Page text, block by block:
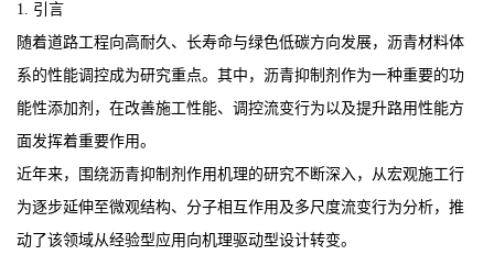
1. 引言
随着道路工程向高耐久、长寿命与绿色低碳方向发展，沥青材料体
系的性能调控成为研究重点。其中，沥青抑制剂作为一种重要的功
能性添加剂，在改善施工性能、调控流变行为以及提升路用性能方
面发挥着重要作用。
近年来，围绕沥青抑制剂作用机理的研究不断深入，从宏观施工行
为逐步延伸至微观结构、分子相互作用及多尺度流变行为分析，推
动了该领域从经验型应用向机理驱动型设计转变。